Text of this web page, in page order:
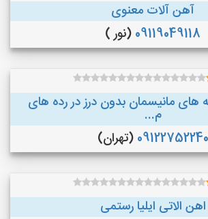
آهن آلات معنوی
09119049118 (نور )
های مانیسمان بدون درز در رده های
م...
09122752240 (تهران)
اهن الاتی ایلیا رستمی